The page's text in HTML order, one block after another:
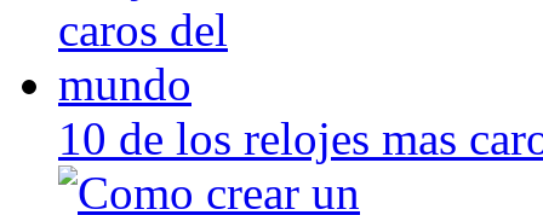
10 de los relojes mas